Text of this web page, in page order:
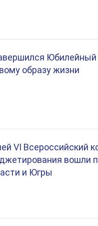
Юбилейный
образу жизни
VI Всероссийский
вошли
и Югры